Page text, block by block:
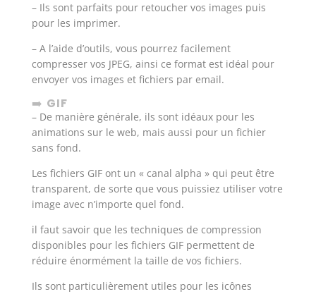
– Ils sont parfaits pour retoucher vos images puis
pour les imprimer.
– A l’aide d’outils, vous pourrez facilement
compresser vos JPEG, ainsi ce format est idéal pour
envoyer vos images et fichiers par email.
➡️ GIF
– De manière générale, ils sont idéaux pour les
animations sur le web, mais aussi pour un fichier
sans fond.
Les fichiers GIF ont un « canal alpha » qui peut être
transparent, de sorte que vous puissiez utiliser votre
image avec n’importe quel fond.
il faut savoir que les techniques de compression
disponibles pour les fichiers GIF permettent de
réduire énormément la taille de vos fichiers.
Ils sont particulièrement utiles pour les icônes